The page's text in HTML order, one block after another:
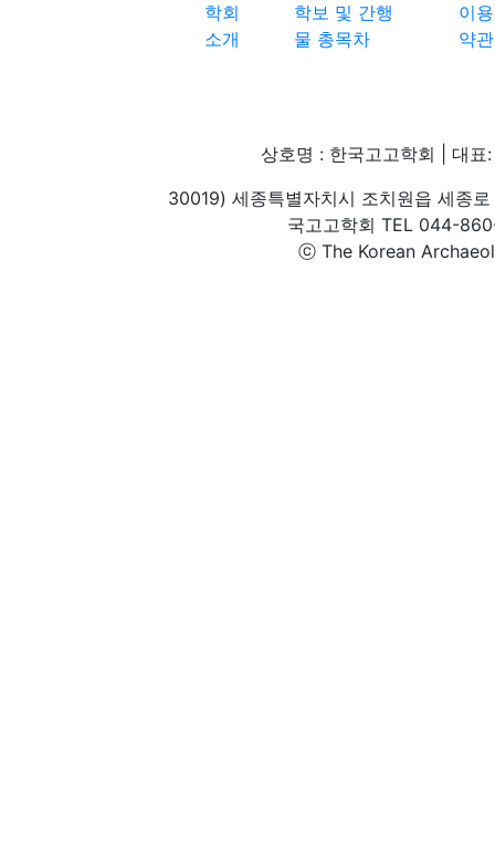
학회
소개
학보 및 간행
물 총목차
이용
약관
상호명 : 한국고고학회 | 대
30019) 세종특별자치시 조치원읍 세종
국고고학회 TEL 044-
ⓒ The Korean